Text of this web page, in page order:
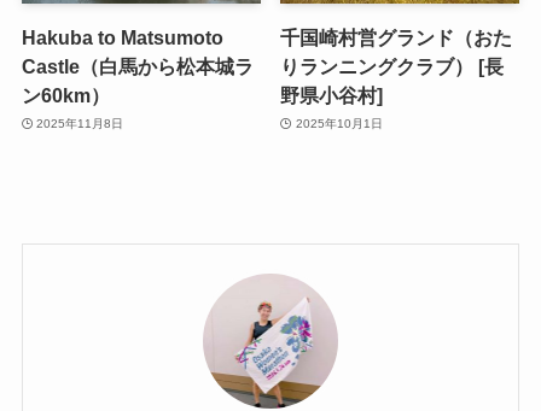
Hakuba to Matsumoto
Castle（白馬から松本城ラ
ン60km）
2025年11月8日
千国崎村営グランド（おた
りランニングクラブ） [長
野県小谷村]
2025年10月1日